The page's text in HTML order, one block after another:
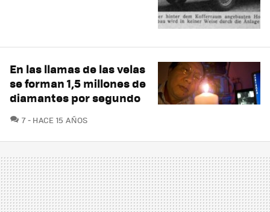
En las llamas de las velas
se forman 1,5 millones de
diamantes por segundo
7COMENTARIOS
HACE 15 AÑOS